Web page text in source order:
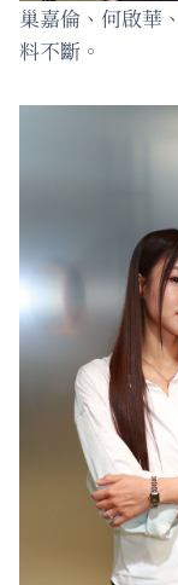
巢嘉倫、何啟華
料不斷。